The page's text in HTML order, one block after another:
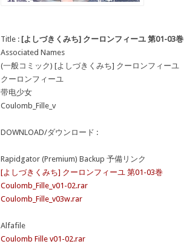
Title : [よしづきくみち] クーロンフィーユ 第01-03巻
Associated Names
(一般コミック) [よしづきくみち] クーロンフィーユ
クーロンフィーユ
带电少女
Coulomb_Fille_v
DOWNLOAD/ダウンロード :
Rapidgator (Premium) Backup 予備リンク
[よしづきくみち] クーロンフィーユ 第01-03巻
Coulomb_Fille_v01-02.rar
Coulomb_Fille_v03w.rar
Alfafile
Coulomb Fille v01-02.rar